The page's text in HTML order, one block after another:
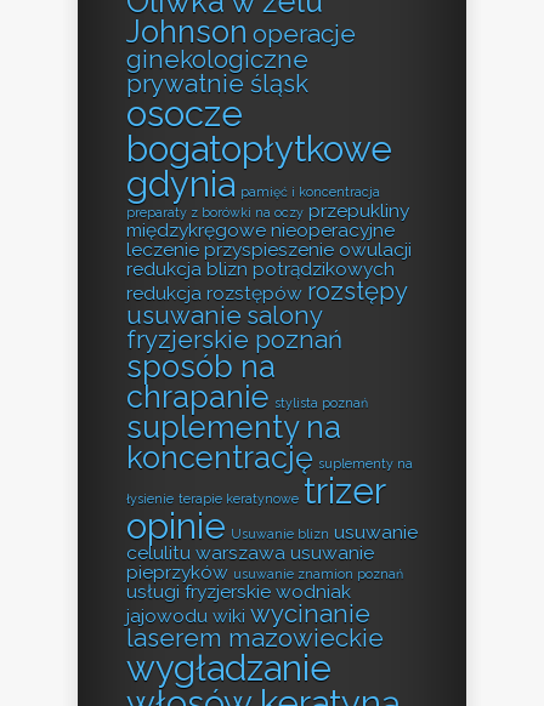
Johnson operacje
ginekologiczne
prywatnie śląsk
osocze
bogatopłytkowe
gdynia pamięć i koncentracja
preparaty z borówki na oczy przepukliny
międzykręgowe nieoperacyjne
leczenie przyspieszenie owulacji
redukcja blizn potrądzikowych
redukcja rozstępów rozstępy
usuwanie salony
fryzjerskie poznań
sposób na
chrapanie stylista poznań
suplementy na
koncentrację suplementy na
łysienie terapie keratynowe trizer
opinie Usuwanie blizn usuwanie
celulitu warszawa usuwanie
pieprzyków usuwanie znamion poznań
usługi fryzjerskie wodniak
jajowodu wiki wycinanie
laserem mazowieckie
wygładzanie